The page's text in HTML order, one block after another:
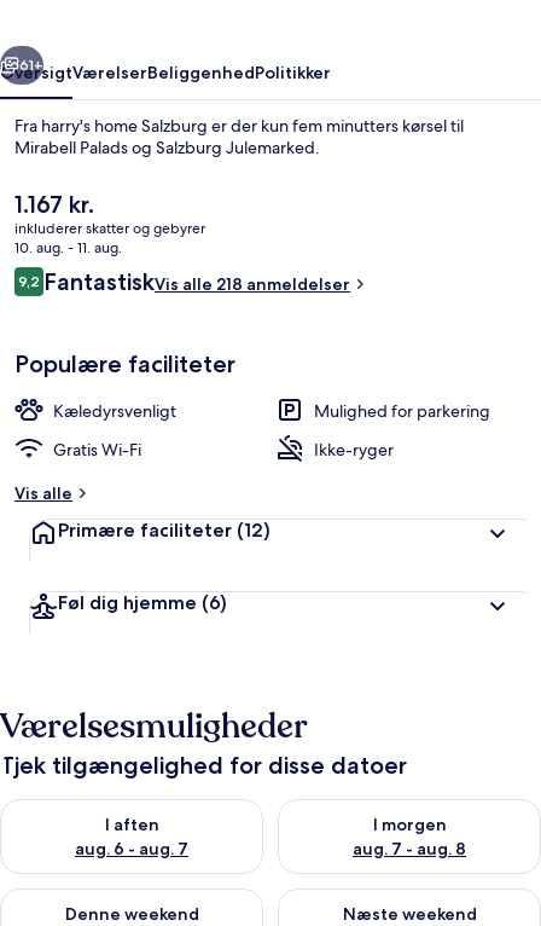
Næste
61+
OversigtVærelserBeliggenhedPolitikker
Fra harry's home Salzburg er der kun fem minutters kørsel til
Mirabell Palads og Salzburg Julemarked.
Den
nuværende
pris
er
1.167 kr.
1.167 kr.
inkluderer skatter og gebyrer
10. aug. - 11. aug.
Anmeldelser
9,29,2 ud af 10.
FantastiskVis alle 218 anmeldelser
Populære faciliteter
Kæledyrsvenligt
Mulighed for parkering
Gratis Wi-Fi
Ikke-ryger
Vis alle
Primære faciliteter (12)
Føl dig hjemme (6)
Værelsesmuligheder
Tjek tilgængelighed for disse datoer
I aften
aug. 6 - aug. 7
Tjek tilgængelighed for i aften aug. 6 - aug. 7
I morgen
aug. 7 - aug. 8
Tjek tilgængelighed for i
Denne weekend
Tjek tilgængelighed for denne weekend aug. 7 - aug. 9
Næste weekend
Tjek tilgængelighed for næste